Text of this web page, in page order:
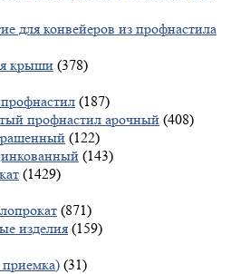
для конвейеров из профнастила
крыши (378)
(187)
профнастил арочный (408)
(122)
(143)
(1429)
(871)
изделия (159)
(31)